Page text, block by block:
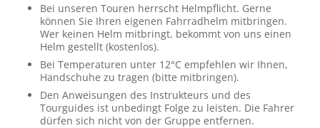
Bei unseren Touren herrscht Helmpflicht. Gerne
können Sie Ihren eigenen Fahrradhelm mitbringen.
Wer keinen Helm mitbringt, bekommt von uns einen
Helm gestellt (kostenlos).
Bei Temperaturen unter 12°C empfehlen wir Ihnen,
Handschuhe zu tragen (bitte mitbringen).
Den Anweisungen des Instrukteurs und des
Tourguides ist unbedingt Folge zu leisten. Die Fahrer
dürfen sich nicht von der Gruppe entfernen.